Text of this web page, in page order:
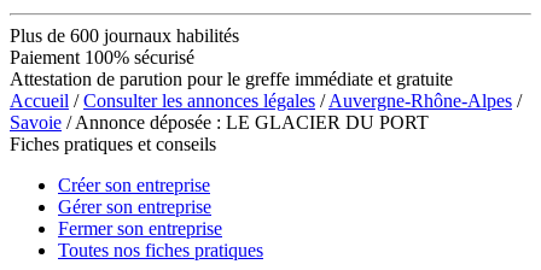
Plus de 600 journaux habilités
Paiement 100% sécurisé
Attestation de parution pour le greffe immédiate et gratuite
Accueil /Consulter les annonces légales /Auvergne-Rhône-Alpes /
Savoie / Annonce déposée : LE GLACIER DU PORT
Fiches pratiques et conseils
Créer son entreprise
Gérer son entreprise
Fermer son entreprise
Toutes nos fiches pratiques